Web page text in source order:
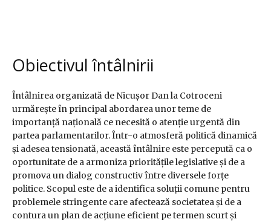
Obiectivul întâlnirii
Întâlnirea organizată de Nicușor Dan la Cotroceni
urmărește în principal abordarea unor teme de
importanță națională ce necesită o atenție urgentă din
partea parlamentarilor. Într-o atmosferă politică dinamică
și adesea tensionată, această întâlnire este percepută ca o
oportunitate de a armoniza prioritățile legislative și de a
promova un dialog constructiv între diversele forțe
politice. Scopul este de a identifica soluții comune pentru
problemele stringente care afectează societatea și de a
contura un plan de acțiune eficient pe termen scurt și